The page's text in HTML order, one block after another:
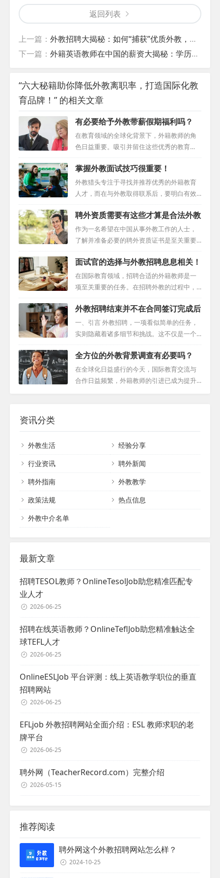
返回列表
上一篇： 外教招聘大揭秘：如何“捕获”优质外教，又该如何跨越重重难关？
下一篇： 外籍英语教师在中国的薪资大揭秘：学历与钞票的那些事儿
“六大秘籍助你降低外教离职率，打造国际化教
育品牌！” 的相关文章
有必要给予外教带薪假期福利吗？
在教育领域的全球化背景下，外籍教师的角
色日益重要。吸引并留住这些优秀的教育
者，除了薪酬，还需要考虑各种在华外教福
利。其中，带薪寒暑假已成为一个不可忽视
的因素。本文将深入探讨这一福利的价值，
以及它如何影响外籍教师的工作和生活。
一、文化探索与个人成长 带薪寒暑假给予外
教们时间去深入探索当地的文化和风俗，真
正地融入到目的地的环境中。这不仅丰富了
他们的个人经历，还为他们在课堂上提供更
人、朋友保持联系，维护心理健康的重要机
会。 二、财务稳定与职业发展 持续的工资收
入为外教提...
掌握外教面试技巧很重要！
外教猎头专注于寻找并推荐优秀的外籍教育
人才，而在与外教取得联系后，要明白有效
的沟通是任何成功面试的基石，尤其在与外
教的接触中。外教面试过程是学校深入了解
潜在候选人经验、技能和教育背景的关键机
会，以便他们能够明智地决定是否适合学校
的独特要求。 一、前期准备：充分了解，制
定有针对性的问题 在面试外教之前，学校需
要做好充分的准备。这包括深入研究候选人
的个人资料和教育背景。索取简历和推荐信
助于制定有针对性的问题，以确保面试的有
效性。 通过提前了解候选人的个人信息和教
育背景，学...
聘外资质需要有这些才算是合法外教
作为一名希望在中国从事外教工作的人士，
了解并准备必要的聘外资质证书是至关重要
的。这些证件不仅有助于确保你的教学工作
符合法规，还能提高你的职业信誉。以下是
合法外教应持有的必备证件清单： 一、护照
和签证 护照：护照是证明个人国籍和身份的
官方证件。作为一名外教，你需要确保你的
护照有效期超过你计划在中国停留的时间。
护照应由你所在国家的官方机构颁发，并在
护照上明确标明你的姓名、性别、出生日
打算在中国长期居留，你需要申请相应的长
期签证，如工作签证或居留签证。这些签证
的申请通...
面试官的选择与外教招聘息息相关！
在国际教育领域，招聘合适的外籍教师是一
项至关重要的任务。在招聘外教的过程中，
面试官的角色起着决定性的作用。面试不仅
仅是评估候选人的语言技能和教学经验，更
是一门需要深入理解和运用多种技巧的艺
术。 首先，流利而准确的英语口语是面试官
必备的技能。作为面试过程中的沟通桥梁，
面试官必须能够清晰地理解候选人的观点，
并有效地传达自己的反馈。此外，面试官还
需具备良好的跨文化沟通能力，以应对来自
外教招聘结束并不在合同签订完成后
一、引言 外教招聘，一项看似简单的任务，
实则隐藏着诸多细节和挑战。这不仅是一个
关于签署劳动合同的过程，更是一个涵盖了
外籍教师从应聘到实际工作的全方位旅程。
这个过程中充满了各种主观和客观的因素，
影响着招聘的最终结果。 二、合同签订：只
能引发新的问题和挑战。 我们的外教代理机
构在签署合同之后，仍需对外籍教师进行持
全方位的外教背景调查有必要吗？
在全球化日益盛行的今天，国际教育交流与
合作日益频繁，外籍教师的引进已成为提升
各个环节，揭示其背后的科学性和艺术性。
外教背景调查：从源头保障质量 在湖南某知
名学校，我们见证了严谨的背景调查如何成
为招聘外籍教师的黄金标准。这所学校对候
选人的信息进行细致的核实，从国籍、学历
到教学经验，每一项都经过严格的把关。这
资讯分类
外教生活
经验分享
行业资讯
聘外新闻
聘外指南
外教教学
政策法规
热点信息
外教中介名单
最新文章
招聘TESOL教师？OnlineTesolJob助您精准匹配专
业人才
2026-06-25
招聘在线英语教师？OnlineTeflJob助您精准触达全
球TEFL人才
2026-06-25
OnlineESLJob 平台评测：线上英语教学职位的垂直
招聘网站
2026-06-25
EFLjob 外教招聘网站全面介绍：ESL 教师求职的老
牌平台
2026-06-25
聘外网（TeacherRecord.com）完整介绍
2026-05-15
推荐阅读
聘外网这个外教招聘网站怎么样？
2024-10-25